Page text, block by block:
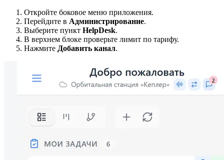
Откройте боковое меню приложения.
Перейдите в Администрирование.
Выберите пункт HelpDesk.
В верхнем блоке проверьте лимит по тарифу.
Нажмите Добавить канал.